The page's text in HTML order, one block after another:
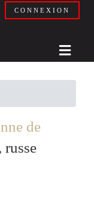
CONNEXION
de
russe